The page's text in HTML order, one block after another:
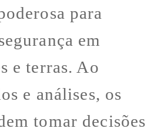
para
em
e terras. Ao
e análises, os
tomar decisões